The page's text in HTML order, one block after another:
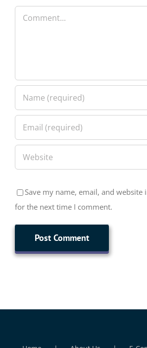
Comment
Save my name, email, and website
for the next time I comment.